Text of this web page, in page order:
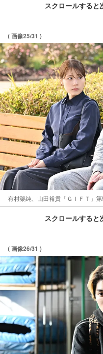
スクロールすると
( 画像25/31 )
有村架純、山田裕貴「ＧＩＦＴ」
スクロールすると
( 画像26/31 )